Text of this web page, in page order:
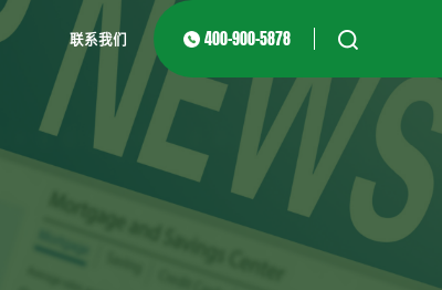
联系我们 400-900-5878